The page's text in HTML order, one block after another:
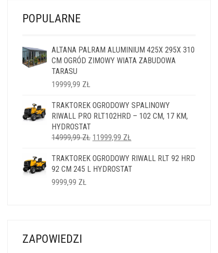
POPULARNE
ALTANA PALRAM ALUMINIUM 425X 295X 310
CM OGRÓD ZIMOWY WIATA ZABUDOWA
TARASU
19999,99 ZŁ
TRAKTOREK OGRODOWY SPALINOWY
RIWALL PRO RLT102HRD – 102 CM, 17 KM,
HYDROSTAT
14999,99ZŁ PIERWOTNA
WYNOSIŁA:
14999,99 ZŁ.
11999,99 ZŁ
WYNOSI:
11999,99 ZŁ.
TRAKTOREK OGRODOWY RIWALL RLT 92 HRD
92 CM 245 L HYDROSTAT
9999,99 ZŁ
ZAPOWIEDZI